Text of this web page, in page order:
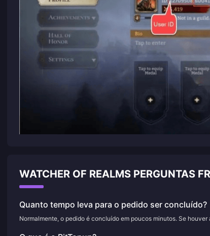
WATCHER OF REALMS PERGUNTAS
Quanto tempo leva para o pedido ser concluído?
Normalmente, o pedido é concluído em poucos minutos. Se